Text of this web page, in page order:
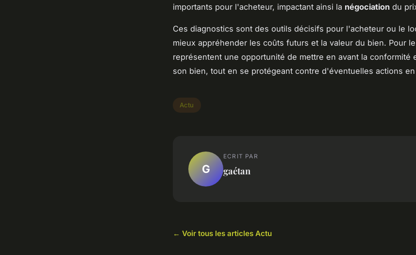
importants pour l'acheteur, impactant ainsi la négociation du
Ces diagnostics sont des outils décisifs pour l'acheteur ou le
mieux appréhender les coûts futurs et la valeur du bien. Pour
représentent une opportunité de mettre en avant la conformité
son bien, tout en se protégeant contre d'éventuelles actions
Actu
G
ECRIT PAR
gaétan
← Voir tous les articles Actu